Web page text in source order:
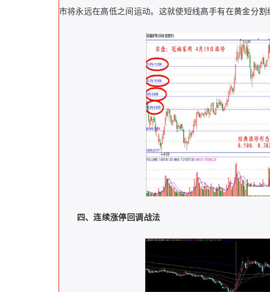
市将永远在高低之间运动。这就使短线高手有在黄金分割
四、连续涨停回调战法